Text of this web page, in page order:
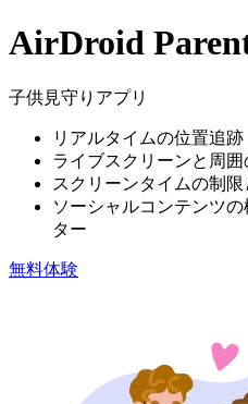
AirDroid
子供見守りアプリ
リアルタイムの位置追跡
ライブスクリーンと周囲
スクリーンタイムの制
ソーシャルコンテンツ
ター
無料体験